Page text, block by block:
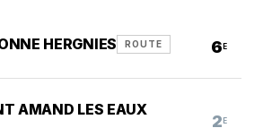
HERGNIES ROUTE 6 E
AMAND LES EAUX
2 E